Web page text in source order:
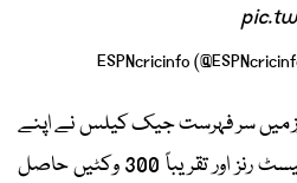
میں سر فہرست جیک کیلس نے اپنے
کیریئر میں 13 ہزار سے زائد ٹیسٹ رنز اور تقریباً 300 وکٹیں حاصل